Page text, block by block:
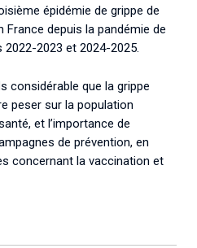
épidémie de grippe de
France depuis la pandémie de
2023 et 2024-2025.
considérable que la grippe
peser sur la population
et l’importance de
de prévention, en
concernant la vaccination et